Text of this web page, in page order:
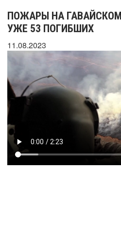
ПОЖАРЫ НА
УЖЕ 53 ПОГИБШИХ
11.08.2023